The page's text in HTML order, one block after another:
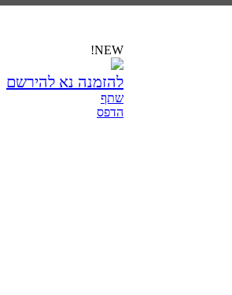
NEW!
להזמנה נא להירשם
שתף
הדפס